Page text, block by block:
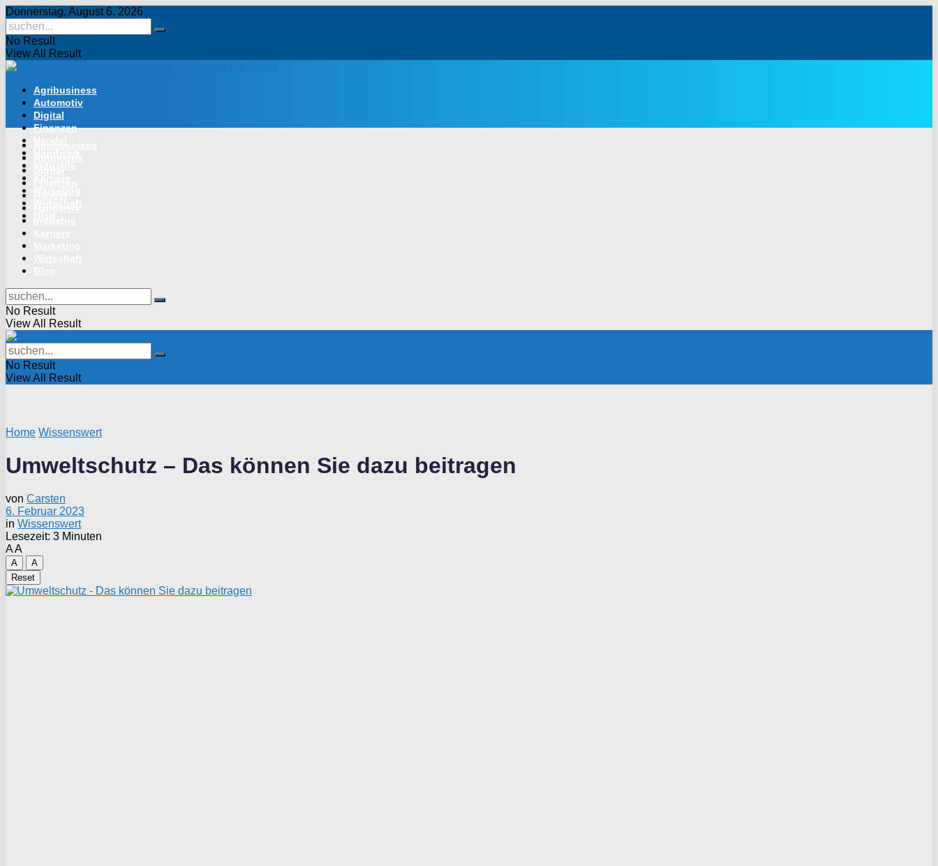
Donnerstag, August 6, 2026
No Result
View All Result
Agribusiness
Automotiv
Digital
Finanzen
No Result
View All Result
No Result
View All Result
Home Wissenswert
Umweltschutz – Das können Sie dazu beitragen
von Carsten
6. Februar 2023
in Wissenswert
Lesezeit: 3 Minuten
AA
A
A
Reset